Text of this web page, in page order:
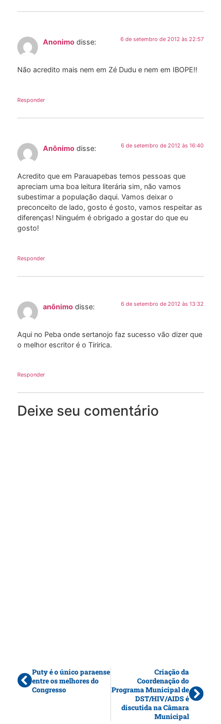
Anonimo disse: 6 de setembro de 2012 às 22:57
Não acredito mais nem em Zé Dudu e nem em IBOPE!!
Responder
Anônimo disse: 6 de setembro de 2012 às 16:40
Acredito que em Parauapebas temos pessoas que
apreciam uma boa leitura literária sim, não vamos
subestimar a população daqui. Vamos deixar o
preconceito de lado, gosto é gosto, vamos respeitar as
diferenças! Ninguém é obrigado a gostar do que eu
gosto!
Responder
anônimo disse: 6 de setembro de 2012 às 13:32
Aqui no Peba onde sertanojo faz sucesso vão dizer que
o melhor escritor é o Tiririca.
Responder
Deixe seu comentário
Puty é o único paraense
entre os melhores do
Congresso
Criação da
Coordenação do
Programa Municipal de
DST/HIV/AIDS é
discutida na Câmara
Municipal